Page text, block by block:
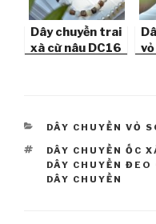
Dây chuyền trai
xà cừ nâu DC16
CATEGORIES
DÂY CHUYỀN VỎ
TAGS
DÂY CHUYỀN ỐC
DÂY CHUYỀN ĐEO
DÂY CHUYỀN